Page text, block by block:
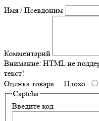
Имя / Псевдоним
Комментарий
Внимание: HTML не
текст!
Оценка товара Плохо
Captcha
Введите код